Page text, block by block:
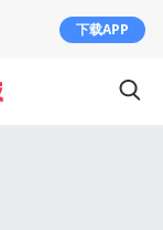
下载APP